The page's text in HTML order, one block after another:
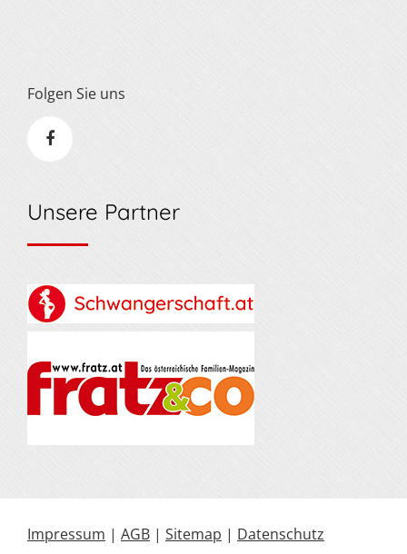
Folgen Sie uns
Unsere Partner
Impressum | AGB | Sitemap | Datenschutz